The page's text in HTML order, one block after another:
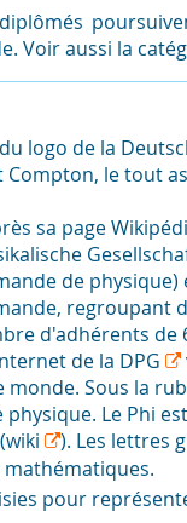
Voir aussi la
logo de la
le tout
sa page
de physique)
regroupant
d'adhérents de
de la DPG
monde. Sous la
Le Phi
(wiki
). Les lettres
pour